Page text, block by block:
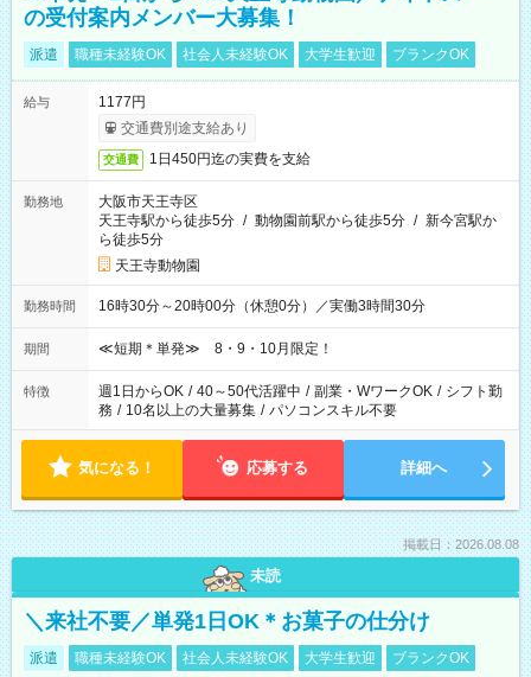
の受付案内メンバー大募集！
派遣 職種未経験OK 社会人未経験OK 大学生歓迎 ブランクOK
給与
1177円
交通費別途支給あり
交通費 1日450円迄の実費を支給
勤務地
大阪市天王寺区
天王寺駅から徒歩5分 / 動物園前駅から徒歩5分 / 新今宮駅か
ら徒歩5分
天王寺動物園
勤務時間 16時30分～20時00分（休憩0分）／実働3時間30分
期間 ≪短期＊単発≫ 8・9・10月限定！
特徴 週1日からOK / 40～50代活躍中 / 副業・WワークOK / シフト勤
務 / 10名以上の大量募集 / パソコンスキル不要
気になる！ 応募する 詳細へ
掲載日：2026.08.08
未読
＼来社不要／単発1日OK＊お菓子の仕分け
派遣 職種未経験OK 社会人未経験OK 大学生歓迎
ブランクOK